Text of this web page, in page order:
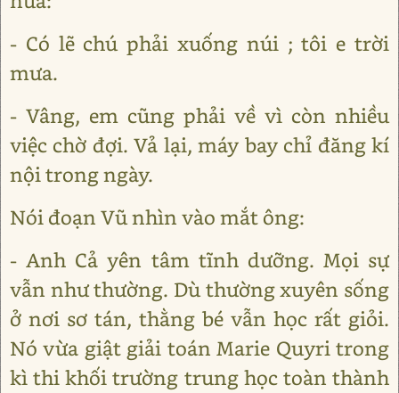
- Có lẽ chú phải xuống núi ; tôi e trời
mưa.
- Vâng, em cũng phải về vì còn nhiều
việc chờ đợi. Vả lại, máy bay chỉ đăng kí
nội trong ngày.
Nói đoạn Vũ nhìn vào mắt ông:
- Anh Cả yên tâm tĩnh dưỡng. Mọi sự
vẫn như thường. Dù thường xuyên sống
ở nơi sơ tán, thằng bé vẫn học rất giỏi.
Nó vừa giật giải toán Marie Quyri trong
kì thi khối trường trung học toàn thành